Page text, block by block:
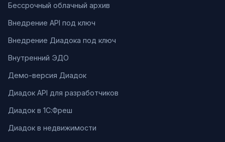
Бессрочный облачный архив
Внедрение API под ключ
Внедрение Диадока под ключ
Внутренний ЭДО
Демо-версия Диадок
Диадок API для разработчиков
Диадок в 1С:Фреш
Диадок в недвижимости